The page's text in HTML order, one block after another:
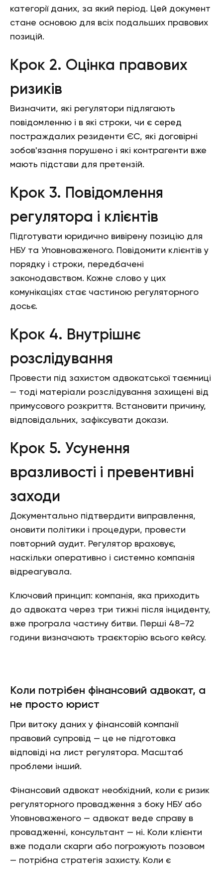
категорії даних, за який період. Цей документ
стане основою для всіх подальших правових
позицій.
Крок 2. Оцінка правових
ризиків
Визначити, які регулятори підлягають
повідомленню і в які строки, чи є серед
постраждалих резиденти ЄС, які договірні
зобов'язання порушено і які контрагенти вже
мають підстави для претензій.
Крок 3. Повідомлення
регулятора і клієнтів
Підготувати юридично вивірену позицію для
НБУ та Уповноваженого. Повідомити клієнтів у
порядку і строки, передбачені
законодавством. Кожне слово у цих
комунікаціях стає частиною регуляторного
досьє.
Крок 4. Внутрішнє
розслідування
Провести під захистом адвокатської таємниці
— тоді матеріали розслідування захищені від
примусового розкриття. Встановити причину,
відповідальних, зафіксувати докази.
Крок 5. Усунення
вразливості і превентивні
заходи
Документально підтвердити виправлення,
оновити політики і процедури, провести
повторний аудит. Регулятор враховує,
наскільки оперативно і системно компанія
відреагувала.
Ключовий принцип: компанія, яка приходить
до адвоката через три тижні після інциденту,
вже програла частину битви. Перші 48–72
години визначають траєкторію всього кейсу.
Коли потрібен фінансовий адвокат, а
не просто юрист
При витоку даних у фінансовій компанії
правовий супровід — це не підготовка
відповіді на лист регулятора. Масштаб
проблеми інший.
Фінансовий адвокат необхідний, коли є ризик
регуляторного провадження з боку НБУ або
Уповноваженого — адвокат веде справу в
провадженні, консультант — ні. Коли клієнти
вже подали скарги або погрожують позовом
— потрібна стратегія захисту. Коли є